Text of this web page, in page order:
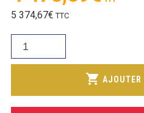
SOUBASSEMENT
TABLE DE
TABLE DE
prix
initial
était :
990,37€.
Le
actuel
est :
478,89€.
5 374,67€ TTC
6
shopping_cart AJOUTER